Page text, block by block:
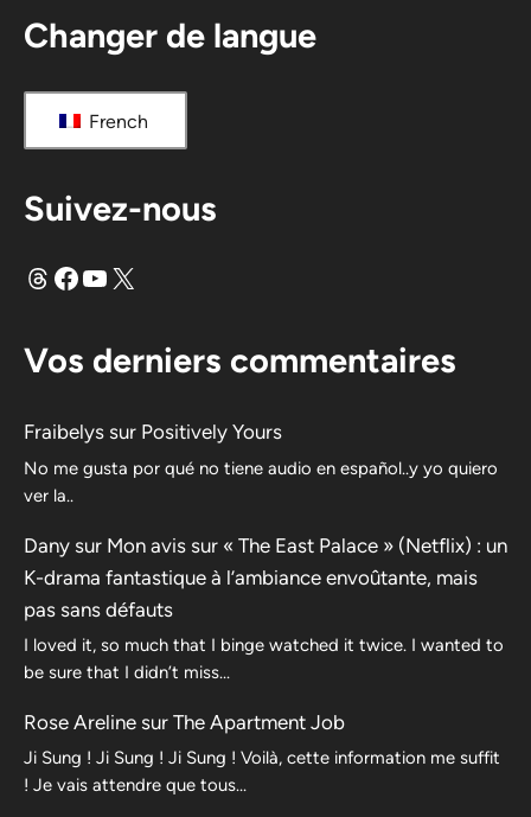
Changer de langue
French
Suivez-nous
FilsFacebook
YouTube
X
Vos derniers commentaires
Fraibelys sur Positively Yours
No me gusta por qué no tiene audio en español..y yo quiero
ver la..
Dany sur Mon avis sur « The East Palace » (Netflix) : un
K-drama fantastique à l’ambiance envoûtante, mais
pas sans défauts
I loved it, so much that I binge watched it twice. I wanted to
be sure that I didn’t miss…
Rose Areline sur The Apartment Job
Ji Sung ! Ji Sung ! Ji Sung ! Voilà, cette information me suffit
! Je vais attendre que tous…